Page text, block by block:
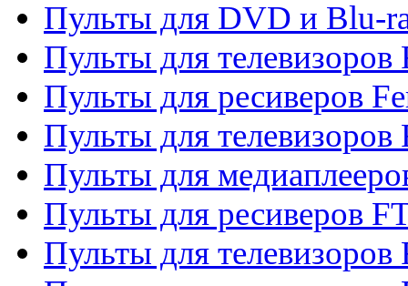
Пульты для DVD и Blu-
Пульты для телевизоров
Пульты для ресиверов
Пульты для
Пульты для
Пульты для ресиверов
Пульты для телевизоров